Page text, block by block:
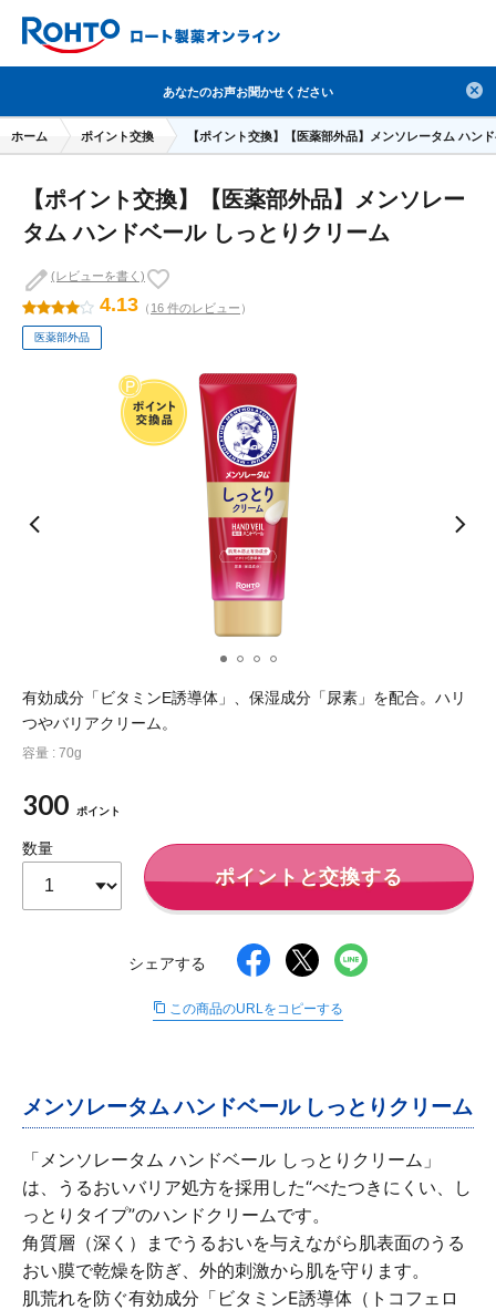
人気のキーワードで検索
目薬 ロートV5 日焼け止め 熱中症対策
デオコ セラミド オバジ ダーマセプトRX
アゼライン酸 ハイドロキノン レチノール
冬虫夏草 セノビック
メラノCC ケアセラ
ブランドから探す 使用用途から探す
注目の商品 を見る
ポイント交換品 を見る
検索
ログイン / 新規会員登録
商品を探す
∟ 美容サプリメント
美容・スキンケア
その他
お悩み・用途から探す
ブランドから探す
おトクなロート定期便
ポイントを貯める
読みもの
ジャーナル (美容情報・健康情報・読み物)
ご案内
医薬品の販売に関する表示
サイトマップ
あなたのお声お聞かせください
ホーム ポイント交換 【ポイント交換】【医薬部外品】メンソレータム ハン
【ポイント交換】【医薬部外品】メンソレー
タム ハンドベール しっとりクリーム
4.13 （ 16 件のレビュー ）
(レビューを書く)
医薬部外品
有効成分「ビタミンE誘導体」、保湿成分「尿素」を配合。ハリ
つやバリアクリーム。
容量 : 70g
300 ポイント
数量
ポイントと交換する
シェアする
この商品のURLをコピーする
メンソレータム ハンドベール しっとりクリーム
「メンソレータム ハンドベール しっとりクリーム」
は、うるおいバリア処方を採用した“べたつきにくい、し
っとりタイプ”のハンドクリームです。
角質層（深く）までうるおいを与えながら肌表面のうる
おい膜で乾燥を防ぎ、外的刺激から肌を守ります。
肌荒れを防ぐ有効成分「ビタミンE誘導体（トコフェロ